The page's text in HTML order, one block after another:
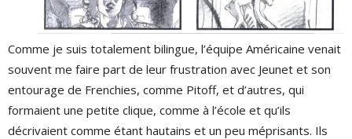
Comme je suis totalement bilingue, l’équipe Américaine venait
souvent me faire part de leur frustration avec Jeunet et son
entourage de Frenchies, comme Pitoff, et d’autres, qui
formaient une petite clique, comme à l’école et qu’ils
décrivaient comme étant hautains et un peu méprisants. Ils